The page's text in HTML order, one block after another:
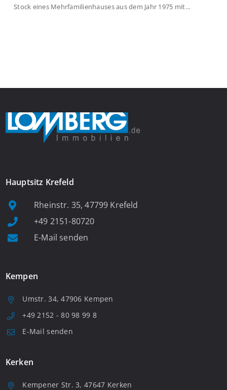
Stock eines Mehrfamilienhauses aus dem Jahr 1975 mit
Hauptsitz Krefeld
Rheinstr. 35, 47799 Krefeld
+49 2151-80720
E-Mail senden
Kempen
Umstr. 34, 47906 Kempen
+49 2152 - 80 98 99 8
E-Mail senden
Kerken
Kempener Str. 3, 47647 Kerken